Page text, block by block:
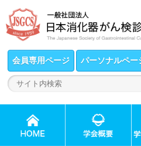
会員専用ページ パーソナルペー